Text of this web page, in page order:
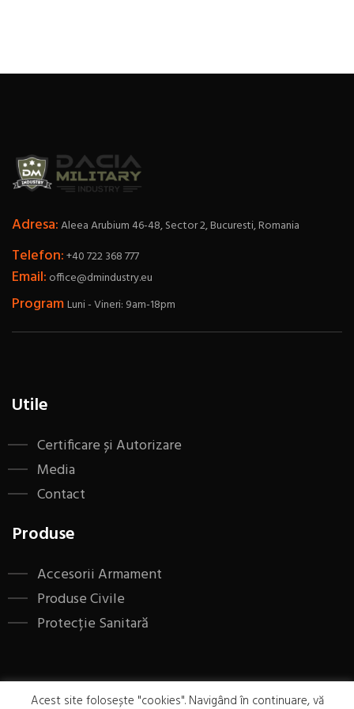
Adresa:Aleea Arubium 46-48, Sector 2, Bucuresti, Romania
Telefon:+40 722 368 777
Email: office@dmindustry.eu
ProgramLuni - Vineri: 9am-18pm
Utile
Certificare și Autorizare
Media
Contact
Produse
Accesorii Armament
Produse Civile
Protecție Sanitară
Acest site folosește "cookies". Navigând în continuare, vă